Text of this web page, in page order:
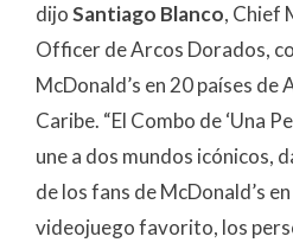
dijoSantiago Blanco, Chief
Officer de Arcos Dorados,
McDonald’s en 20 países de
Caribe. “El Combo de ‘Una
une a dos mundos icónicos,
de los fans de McDonald’s
videojuego favorito, los